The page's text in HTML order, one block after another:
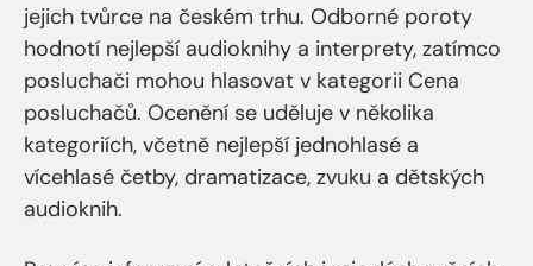
jejich tvůrce na českém trhu. Odborné poroty
hodnotí nejlepší audioknihy a interprety, zatímco
posluchači mohou hlasovat v kategorii Cena
posluchačů. Ocenění se uděluje v několika
kategoriích, včetně nejlepší jednohlasé a
vícehlasé četby, dramatizace, zvuku a dětských
audioknih.